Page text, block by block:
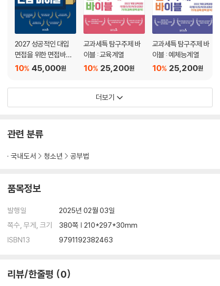
2027 성공적인 대입
면접을 위한 면접바이
블
45,000원
10%
교과세특 탐구주제 바
이블 : 교육계열
25,200원
10%
교과세특 탐구주제 바
이블 : 예체능계열
25,200원
10%
더보기
관련 분류
국내도서 청소년 공부법
품목정보
발행일
2025년 02월 03일
쪽수, 무게, 크기
380쪽 | 210*297*30mm
ISBN13
9791192382463
리뷰/한줄평 0